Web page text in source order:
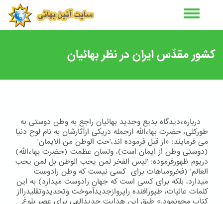
کشور مقدّس ایران در نظر بهائیان
دربارهءدیدگاه بدیع وجدید بهائیان راجع به وطن دوستی به
طوركلی، حضرت بهاءالله ازجمله دریكی ازآثارشان به نام لوح دنیا
می فرمایند: «از قبل فرموده اند،'حبّ الوطن من الایمان'
(دوستی وطن از ایمان است)، ولسان عظمت (حضرت بهاءالله)
دریوم ظهورفرموده: 'لیس الفخر لمن یحب الوطن بل لمن یحب
العالم' (فخرومباهات برای کسی نیست که وطن رادوست
میدارد، بلکه برای کسی است که جهان رادوست میدارد) به این
كلمات عالیات، طیورافئده راپروازجدیدآموخت وتحدیدوتقلیدرااز
كتاب محونمود.» طبق این هدایت جدیدالهی برای عصر بلوغ